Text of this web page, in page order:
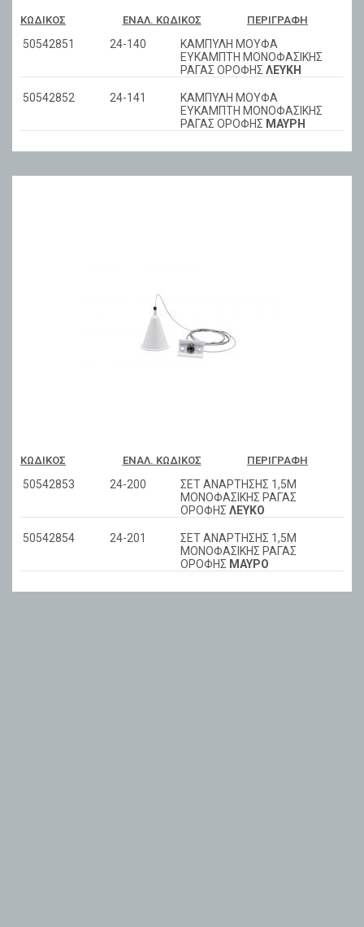
ΚΩΔΙΚΌΣ ΕΝΑΛ. ΚΩΔΙΚΌΣ ΠΕΡΙΓΡΑΦΉ
50542851 24-140
ΚΑΜΠΥΛΗ ΜΟΥΦΑ
ΕΥΚΑΜΠΤΗ ΜΟΝΟΦΑΣΙΚΗΣ
ΡΑΓΑΣ ΟΡΟΦΗΣ ΛΕΥΚΗ
50542852 24-141
ΚΑΜΠΥΛΗ ΜΟΥΦΑ
ΕΥΚΑΜΠΤΗ ΜΟΝΟΦΑΣΙΚΗΣ
ΡΑΓΑΣ ΟΡΟΦΗΣ ΜΑΥΡΗ
ΚΩΔΙΚΌΣ ΕΝΑΛ. ΚΩΔΙΚΌΣ ΠΕΡΙΓΡΑΦΉ
50542853 24-200
ΣΕΤ ΑΝΑΡΤΗΣΗΣ 1,5Μ
ΜΟΝΟΦΑΣΙΚΗΣ ΡΑΓΑΣ
ΟΡΟΦΗΣ ΛΕΥΚΟ
50542854 24-201
ΣΕΤ ΑΝΑΡΤΗΣΗΣ 1,5Μ
ΜΟΝΟΦΑΣΙΚΗΣ ΡΑΓΑΣ
ΟΡΟΦΗΣ ΜΑΥΡΟ